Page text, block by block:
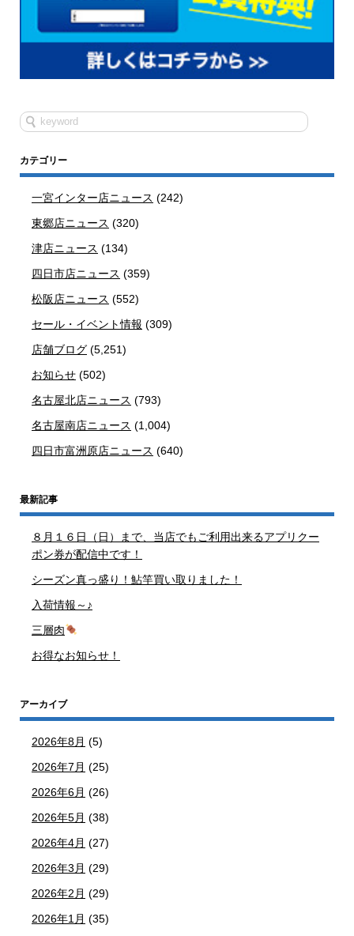
カテゴリー
一宮インター店ニュース (242)
東郷店ニュース (320)
津店ニュース (134)
四日市店ニュース (359)
松阪店ニュース (552)
セール・イベント情報 (309)
店舗ブログ (5,251)
お知らせ (502)
名古屋北店ニュース (793)
名古屋南店ニュース (1,004)
四日市富洲原店ニュース (640)
最新記事
８月１６日（日）まで、当店でもご利用出来るアプリクー
ポン券が配信中です！
シーズン真っ盛り！鮎竿買い取りました！
入荷情報～♪
三層肉
お得なお知らせ！
アーカイブ
2026年8月 (5)
2026年7月 (25)
2026年6月 (26)
2026年5月 (38)
2026年4月 (27)
2026年3月 (29)
2026年2月 (29)
2026年1月 (35)